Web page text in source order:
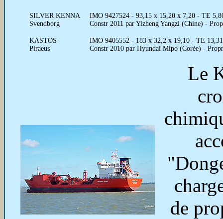
SILVER KENNA
Svendborg
IMO 9427524 - 93,15 x 15,20 x 7,20 - TE
Constr 2011 par Yizheng Yangzi (Chine) -
KASTOS
Piraeus
IMO 9405552 - 183 x 32,2 x 19,10 - TE
Constr 2010 par Hyundai Mipo (Corée) -
Le
de